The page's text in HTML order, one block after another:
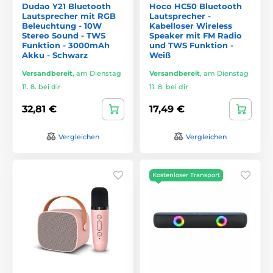
Dudao Y21 Bluetooth
Lautsprecher mit RGB
Beleuchtung - 10W
Stereo Sound - TWS
Funktion - 3000mAh
Akku - Schwarz
Versandbereit, am Dienstag
11. 8. bei dir
32,81 €
Vergleichen
Hoco HC50 Bluetooth
Lautsprecher -
Kabelloser Wireless
Speaker mit FM Radio
und TWS Funktion -
Weiß
Versandbereit, am Dienstag
11. 8. bei dir
17,49 €
Vergleichen
Kostenloser Transport